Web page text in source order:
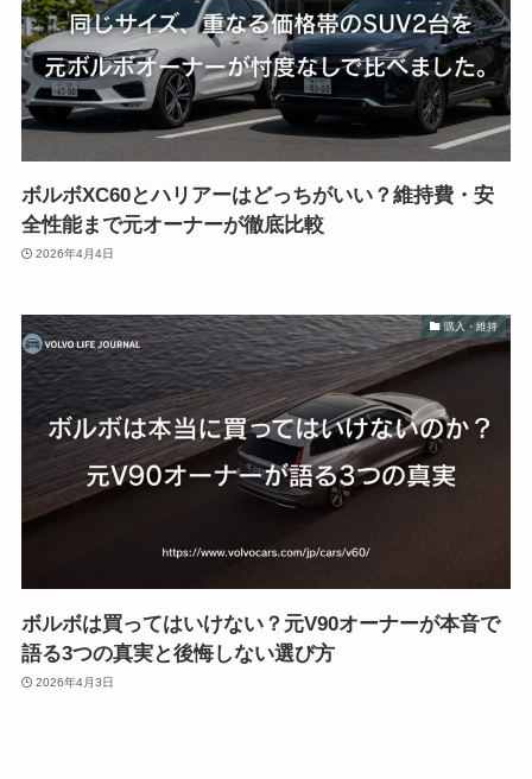
ボルボXC60とハリアーはどっちがいい？維持費・安
全性能まで元オーナーが徹底比較
2026年4月4日
購入・維持
ボルボは買ってはいけない？元V90オーナーが本音で
語る3つの真実と後悔しない選び方
2026年4月3日